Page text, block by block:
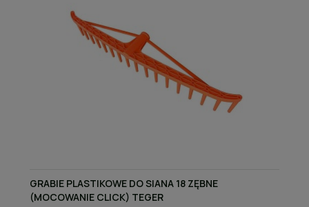
GRABIE PLASTIKOWE DO SIANA 18 ZĘBNE
(MOCOWANIE CLICK) TEGER